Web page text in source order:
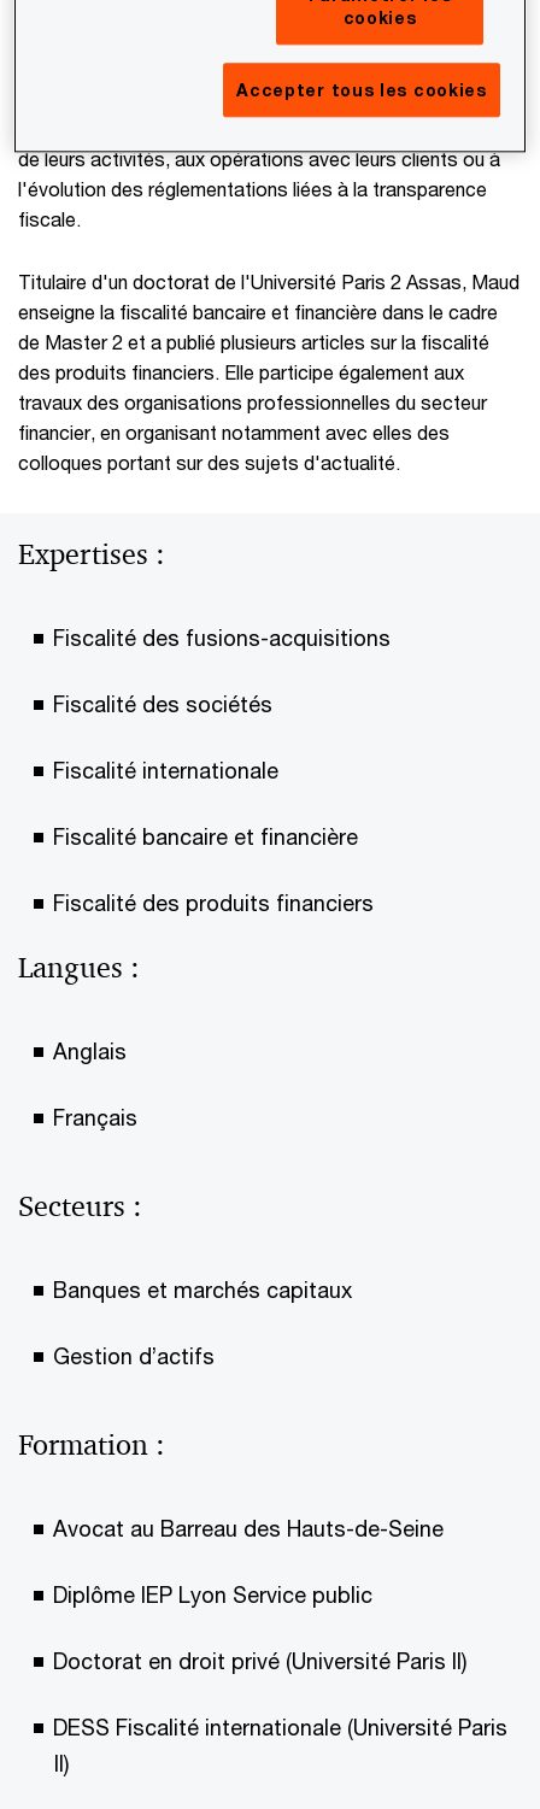
Elle a ainsi développé une solide expérience en matière de
fiscalité bancaire et financière, ce qui lui permet
d'accompagner aujourd'hui les grands groupes français et
internationaux sur l'ensemble de leurs enjeux fiscaux, que
de leurs activités, aux opérations avec leurs clients ou à
l'évolution des réglementations liées à la transparence
fiscale.
​Titulaire d'un doctorat de l'Université Paris 2 Assas, Maud
enseigne la fiscalité bancaire et financière dans le cadre
de Master 2 et a publié plusieurs articles sur la fiscalité
des produits financiers. Elle participe également aux
travaux des organisations professionnelles du secteur
financier, en organisant notamment avec elles des
colloques portant sur des sujets d'actualité.
Expertises :
Fiscalité des fusions-acquisitions
Fiscalité des sociétés
Fiscalité internationale
Fiscalité bancaire et financière
Fiscalité des produits financiers
Langues :
Anglais
Français
Secteurs :
Banques et marchés capitaux
Gestion d’actifs
Formation :
Avocat au Barreau des Hauts-de-Seine
Diplôme IEP Lyon Service public
Doctorat en droit privé (Université Paris II)
DESS Fiscalité internationale (Université Paris
II)
cookies
Accepter tous les cookies